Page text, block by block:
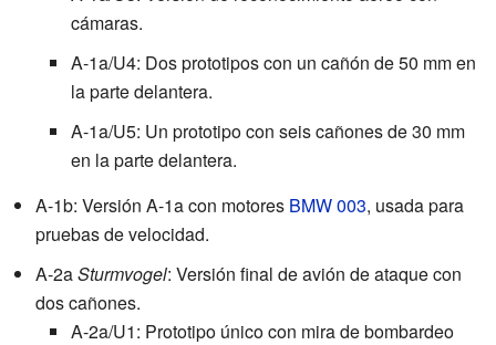
cámaras.
A-1a/U4: Dos prototipos con un cañón de 50 mm en
la parte delantera.
A-1a/U5: Un prototipo con seis cañones de 30 mm
en la parte delantera.
A-1b: Versión A-1a con motores BMW 003, usada para
pruebas de velocidad.
A-2aSturmvogel: Versión final de avión de ataque con
dos cañones.
A-2a/U1: Prototipo único con mira de bombardeo